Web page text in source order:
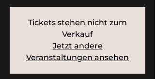
Tickets stehen nicht zum
Verkauf
Jetzt andere
Veranstaltungen ansehen